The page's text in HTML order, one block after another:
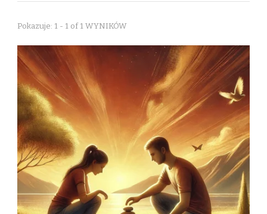
Pokazuje: 1 - 1 of 1 WYNIKÓW